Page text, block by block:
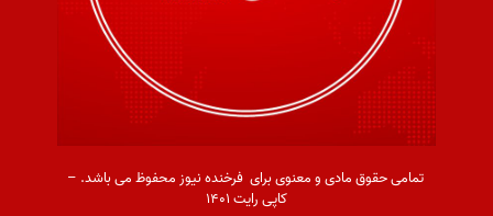
تمامی حقوق مادی و معنوی برای فرخنده نیوز محفوظ می باشد. –
کاپی رایت ۱۴۰۱